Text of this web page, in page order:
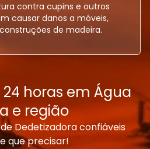
contra cupins e outros
causar danos a móveis,
de madeira.
horas em Água
e região
Dedetizadora confiáveis
que precisar!